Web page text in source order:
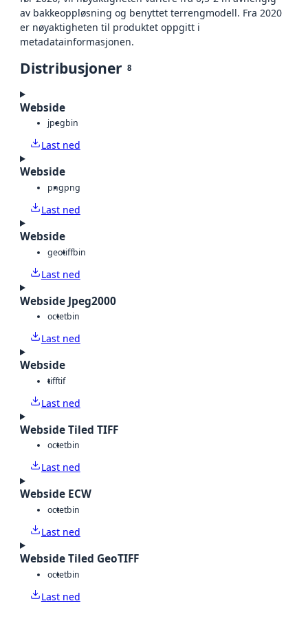
av bakkeoppløsning og benyttet terrengmodell. Fra 2020
er nøyaktigheten til produktet oppgitt i
metadatainformasjonen.
Distribusjoner 8
Webside
jpegbin
Last ned
Webside
pngpng
Last ned
Webside
geotiffbin
Last ned
Webside Jpeg2000
octetbin
Last ned
Webside
tifftif
Last ned
Webside Tiled TIFF
octetbin
Last ned
Webside ECW
octetbin
Last ned
Webside Tiled GeoTIFF
octetbin
Last ned